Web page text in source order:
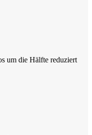
um die Hälfte reduziert